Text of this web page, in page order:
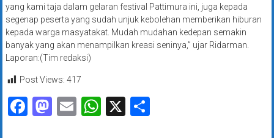
yang kami taja dalam gelaran festival Pattimura ini, juga kepada
segenap peserta yang sudah unjuk kebolehan memberikan hiburan
kepada warga masyatakat. Mudah mudahan kedepan semakin
banyak yang akan menampilkan kreasi seninya,” ujar Ridarman.
Laporan:(Tim redaksi)
Post Views: 417
Facebook
Mastodon
EmailWhatsApp
X Share